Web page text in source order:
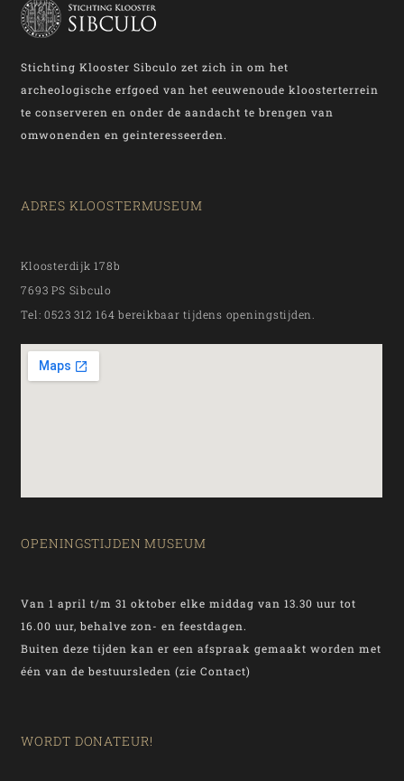
Stichting Klooster Sibculo zet zich in om het
archeologische erfgoed van het eeuwenoude kloosterterrein
te conserveren en onder de aandacht te brengen van
omwonenden en geinteresseerden.
ADRES KLOOSTERMUSEUM
Kloosterdijk 178b
7693 PS Sibculo
Tel: 0523 312 164 bereikbaar tijdens openingstijden.
OPENINGSTIJDEN MUSEUM
Van 1 april t/m 31 oktober elke middag van 13.30 uur tot
16.00 uur, behalve zon- en feestdagen.
Buiten deze tijden kan er een afspraak gemaakt worden met
één van de bestuursleden (zie Contact)
WORDT DONATEUR!